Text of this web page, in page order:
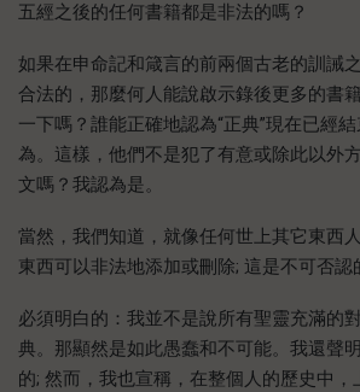
五經之後的任何書籍都是非法的嗎？
如果在申命記和箴言的前兩個古老的訓誡
合法的，那麼何人能說啟示錄後更多的書
一下嗎？誰能正確地認為“正典”現在已經
為。這樣，他們不是犯了有意或除此以外
文嗎？我認為是。
當然，我們知道，就像任何世上其它東西
東西可以非法地添加或刪除; 這是不可否認
必須明白的：我並不是說所有聖靈充滿的
典。那顯然是如此愚蠢和不可能。我還聲
的; 然而，我也宣稱，在整個人的歷史中